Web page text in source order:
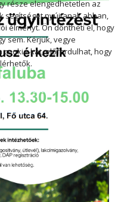
része elengedhetetlen az
segítséget nyújtanak abban,
élményt. Ön döntheti el, hogy
sem. Kérjük, vegye
cookie-kat, előfordulhat, hogy
Elutasítás